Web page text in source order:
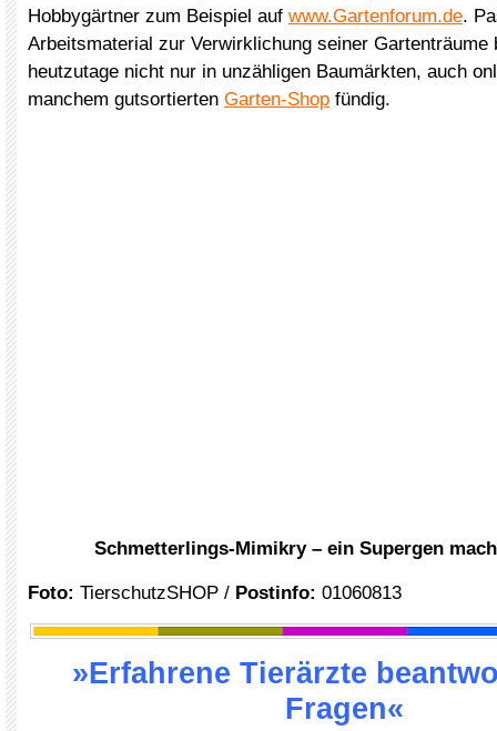
Hobbygärtner zum Beispiel auf www.Gartenforum.de.
Arbeitsmaterial zur Verwirklichung seiner Gartenträume
heutzutage nicht nur in unzähligen Baumärkten, auch
manchem gutsortierten Garten-Shop fündig.
Schmetterlings-Mimikry – ein Supergen
Foto: TierschutzSHOP / Postinfo: 01060813
»Erfahrene Tierärzte
Fragen«